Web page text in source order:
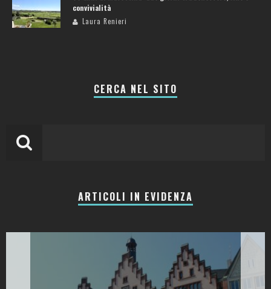
convivialità
Laura Renieri
CERCA NEL SITO
ARTICOLI IN EVIDENZA